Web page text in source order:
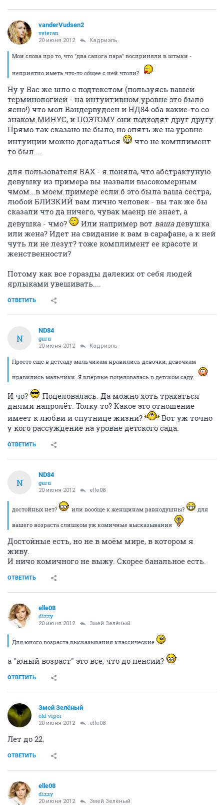
vanderVudsen2
veteran
20 июня 2012 Кадриэль
Мои слова про то, что "два сапога пара" восприняли в штыки -
неприятно иметь что-то общее с ней чтоли?
Ну у Вас же шло с подтекстом (пользуясь вашей
терминологией - на интуитивном уровне это было
ясно!) что мол Вандервудсен и НД84 оба какие-то со
знаком МИНУС, и ПОЭТОМУ они подходят друг другу.
Прямо так сказано не было, но опять же на уровне
интуиции можно догадаться
что не комплимент
то был....
для пользователя BAX - я поняла, что абстрактуную
девушку из примера вы назвали высокомерным
чмом...в моем примере если б это была ваша сестра,
любой БЛИЗКИЙ вам лично человек - вы так же бы
сказали что да ничего, чувак маенр не знает, а
девушка - чмо?
Или например вот вашадевушка
или жена? Идет на свидание к вам в сарафане, а к ней
чуть ли не лезут? тоже комплимент ее красоте и
женственности?
Потому как все горазды далеких от себя людей
ярлыками увешивать....
ОТВЕТИТЬ
N
ND84
guru
20 июня 2012 Кадриэль
Просто еще в детсаду мальчикам нравились девочки, девочкам
нравились мальчики. Я впервые поцеловалась в детском саду.
И чо?
Поцеловалась. Да можно хоть трахаться
днями напролёт. Толку то? Какое это отношение
имеет к любви и спутнице жизни?
Вот уж точно
у кого рассуждение на уровне детского сада.
ОТВЕТИТЬ
N
ND84
guru
20 июня 2012 elle08
достойных нет? или вообще к женщинам равнодушны? для
вашего возраста слишком уж комичные высказывания
Достойные есть, но не в моём мире, в котором я
живу.
И ничо комичного не выжу. Скорее банальное есть.
ОТВЕТИТЬ
elle08
dizzy
20 июня 2012 Змей Зелёный
Для юного возраста высказывания классические.
а "юный возраст" это все, что до пенсии?
ОТВЕТИТЬ
Змей Зелёный
old viper
20 июня 2012 elle08
Лет до 22.
ОТВЕТИТЬ
elle08
dizzy
20 июня 2012 Змей Зелёный